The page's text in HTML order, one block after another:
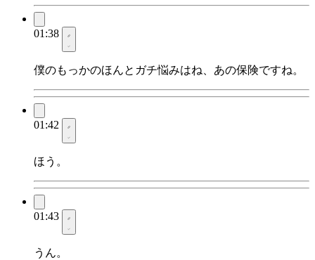
01:38
僕のもっかのほんとガチ悩みはね、あの保険ですね。
01:42
ほう。
01:43
うん。